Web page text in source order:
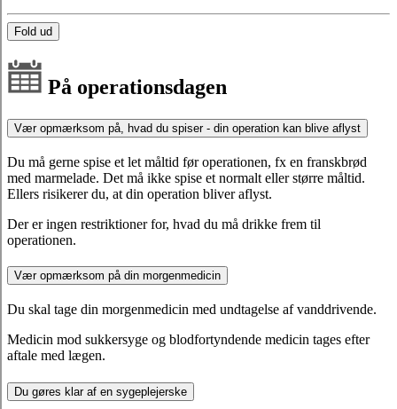
Fold ud
På operationsdagen
Vær opmærksom på, hvad du spiser - din operation kan blive aflyst
Du må gerne spise et let måltid før operationen, fx en franskbrød
med marmelade. Det må ikke spise et normalt eller større måltid.
Ellers risikerer du, at din operation bliver aflyst.
Der er ingen restriktioner for, hvad du må drikke frem til
operationen.
Vær opmærksom på din morgenmedicin
Du skal tage din morgenmedicin med undtagelse af vanddrivende.
Medicin mod sukkersyge og blodfortyndende medicin tages efter
aftale med lægen.
Du gøres klar af en sygeplejerske